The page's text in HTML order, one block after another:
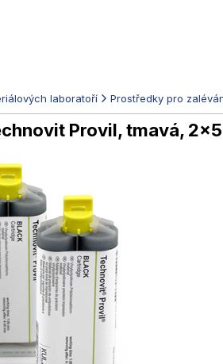
laboratoří Prostředky pro
Provil, tmavá,